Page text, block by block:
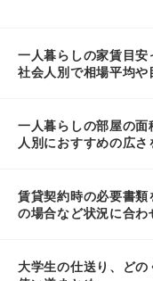
一人暮らしの家賃目安
社会人別で相場平均や
一人暮らしの部屋の
人別におすすめの広さ
賃貸契約時の必要書
の場合など状況に合わ
大学生の仕送り、ど